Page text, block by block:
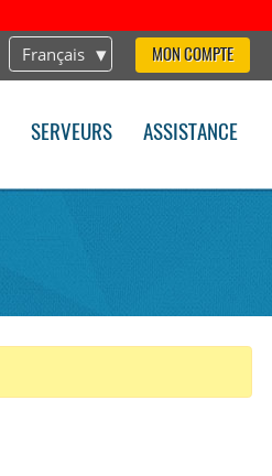
Français MON COMPTE
SERVEURS ASSISTANCE